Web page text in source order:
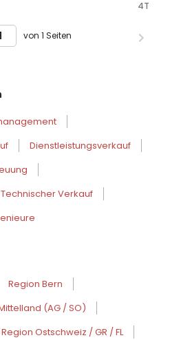
4T
von 1 Seiten
Dienstleistungsverkauf
Technischer Verkauf
Region Bern
(AG / SO)
Region Ostschweiz / GR / FL